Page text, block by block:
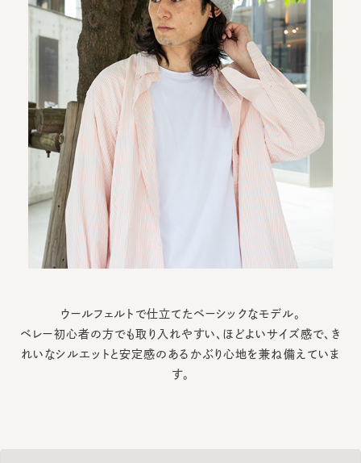
ウールフェルトで仕立てたベーシックなモデル。
ベレー初心者の方でも取り入れやすい、ほどよいサイズ感で、き
れいなシルエットと安定感のあるかぶり心地を兼ね備えていま
す。